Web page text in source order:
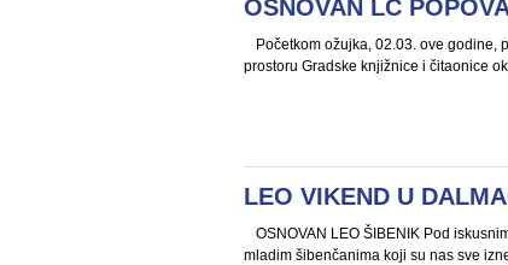
OSNOVAN LC
Početkom ožujka, 02.03. ove godine,
prostoru Gradske knjižnice i čitaonice
LEO VIKEND U
OSNOVAN LEO ŠIBENIK Pod
mladim šibenčanima koji su nas sve